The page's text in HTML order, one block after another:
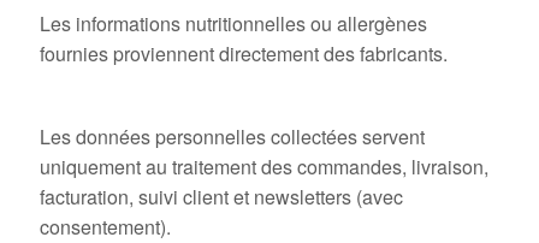
Les informations nutritionnelles ou allergènes
fournies proviennent directement des fabricants.
Les données personnelles collectées servent
uniquement au traitement des commandes, livraison,
facturation, suivi client et newsletters (avec
consentement).